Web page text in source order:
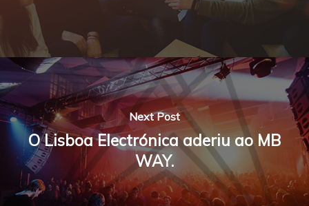
Next Post
O Lisboa Electrónica aderiu ao MB
WAY.